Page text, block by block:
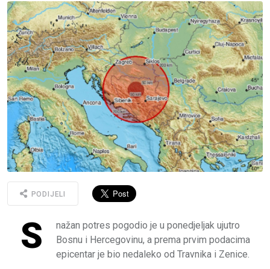
PODIJELI
S
nažan potres pogodio je u ponedjeljak ujutro
Bosnu i Hercegovinu, a prema prvim podacima
epicentar je bio nedaleko od Travnika i Zenice.